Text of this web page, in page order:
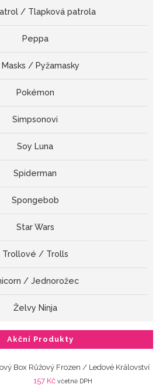
/ Tlapková patrola
Peppa
Masks / Pyžamasky
Pokémon
Simpsonovi
Soy Luna
Spiderman
Spongebob
Star Wars
Trollové / Trolls
/ Jednorožec
Želvy Ninja
Akční Produkty
Box Růžový Frozen / Ledové Království
157 Kč včetně DPH